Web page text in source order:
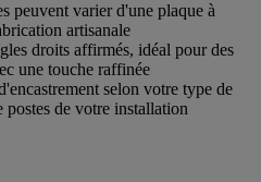
peuvent varier d'une plaque à
artisanale
droits affirmés, idéal pour des
une touche raffinée
selon votre type de
de votre installation